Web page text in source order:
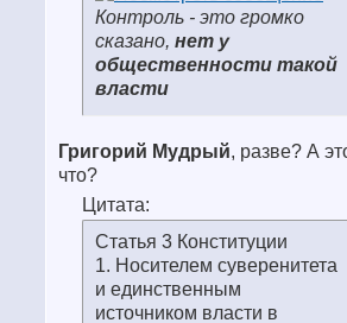
Контроль - это громко
сказано, нет у
общественности такой
власти
Григорий Мудрый, разве? А
что?
Цитата:
Статья 3 Конституции
1. Носителем суверенитета
и единственным
источником власти в